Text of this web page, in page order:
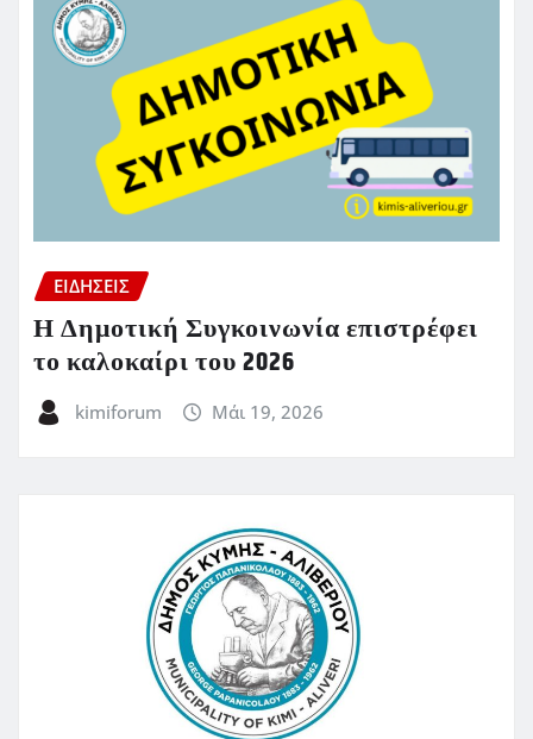
ΕΙΔΗΣΕΙΣ
Η Δημοτική Συγκοινωνία επιστρέφει
το καλοκαίρι του 2026
kimiforum Μάι 19, 2026